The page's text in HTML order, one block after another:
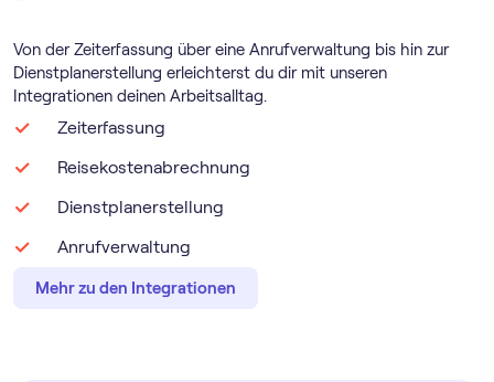
Von der Zeiterfassung über eine Anrufverwaltung bis hin zur
Dienstplanerstellung erleichterst du dir mit unseren
Integrationen deinen Arbeitsalltag.
Zeiterfassung
Reisekostenabrechnung
Dienstplanerstellung
Anrufverwaltung
Mehr zu den Integrationen